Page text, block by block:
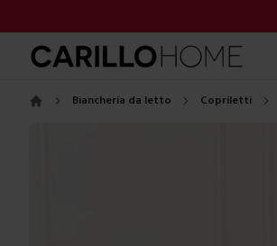
Biancheria da letto Copriletti